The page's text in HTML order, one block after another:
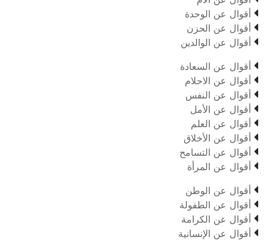
 أقوال عن الوحدة
 أقوال عن الحزن
 أقوال عن الوالدين
 أقوال عن السعادة
 أقوال عن الاحلام
 أقوال عن النفس
 أقوال عن الأمل
 أقوال عن العلم
 أقوال عن الأخلاق
 أقوال عن التسامح
 أقوال عن المرأة
 أقوال عن الوطن
 أقوال عن الطفولة
 أقوال عن الكرامة
 أقوال عن الإنسانية